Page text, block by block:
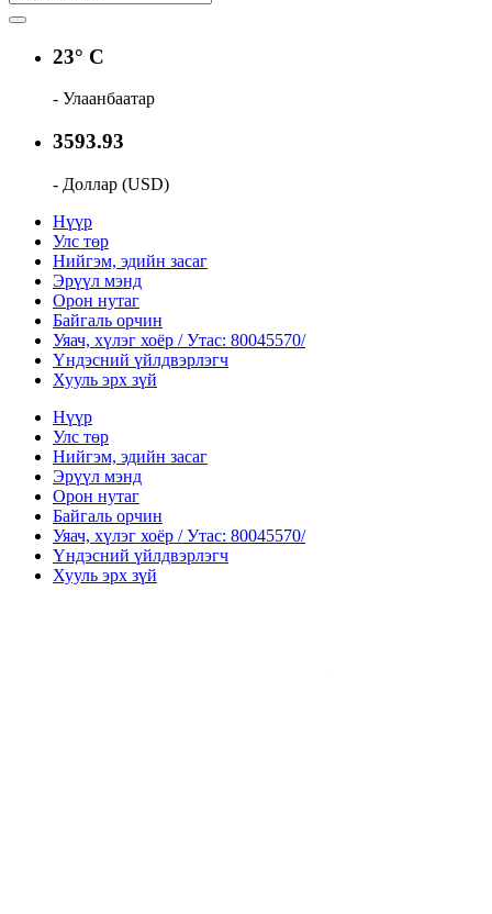
23° C
- Улаанбаатар
3593.93
- Доллар (USD)
Нүүр
Улс төр
Нийгэм, эдийн засаг
Эрүүл мэнд
Орон нутаг
Байгаль орчин
Уяач, хүлэг хоёр / Утас: 80045570/
Үндэсний үйлдвэрлэгч
Хууль эрх зүй
Нүүр
Улс төр
Нийгэм, эдийн засаг
Эрүүл мэнд
Орон нутаг
Байгаль орчин
Уяач, хүлэг хоёр / Утас: 80045570/
Үндэсний үйлдвэрлэгч
Хууль эрх зүй